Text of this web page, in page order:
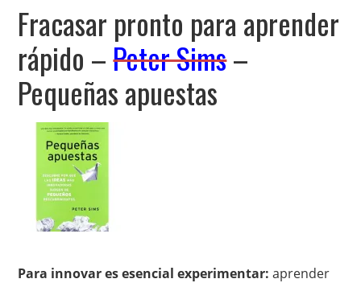
Fracasar pronto para aprender
rápido –Peter Sims–
Pequeñas apuestas
Para innovar es esencial experimentar: aprender